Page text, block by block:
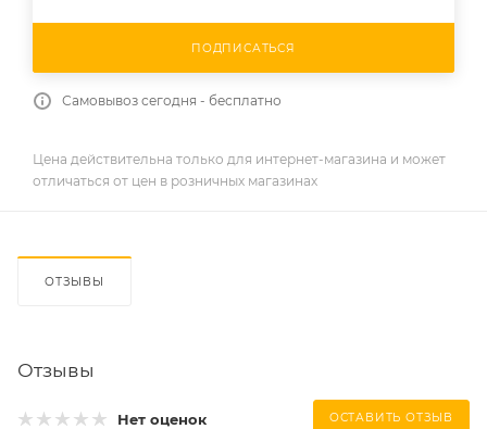
ПОДПИСАТЬСЯ
Самовывоз сегодня - бесплатно
Цена действительна только для интернет-магазина и может
отличаться от цен в розничных магазинах
ОТЗЫВЫ
Отзывы
Нет оценок ОСТАВИТЬ ОТЗЫВ